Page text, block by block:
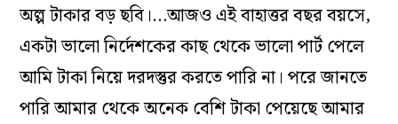
অল্প টাকার বড় ছবি।…আজও এই বাহাত্তর বছর বয়সে,
একটা ভালো নির্দেশকের কাছ থেকে ভালো পার্ট পেলে
আমি টাকা নিয়ে দরদস্তুর করতে পারি না। পরে জানতে
পারি আমার থেকে অনেক বেশি টাকা পেয়েছে আমার